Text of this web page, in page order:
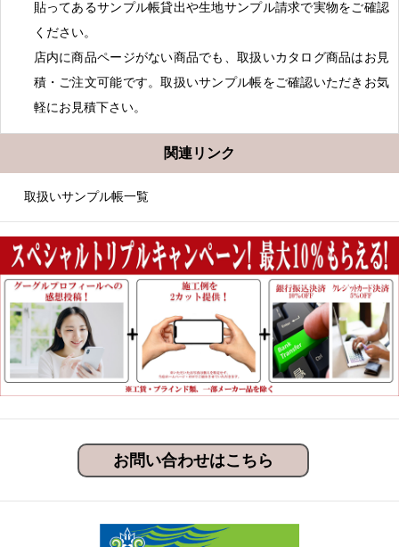
貼ってあるサンプル帳貸出や生地サンプル請求で実物をご確認
ください。
店内に商品ページがない商品でも、取扱いカタログ商品はお見
積・ご注文可能です。取扱いサンプル帳をご確認いただきお気
軽にお見積下さい。
関連リンク
取扱いサンプル帳一覧
お問い合わせはこちら